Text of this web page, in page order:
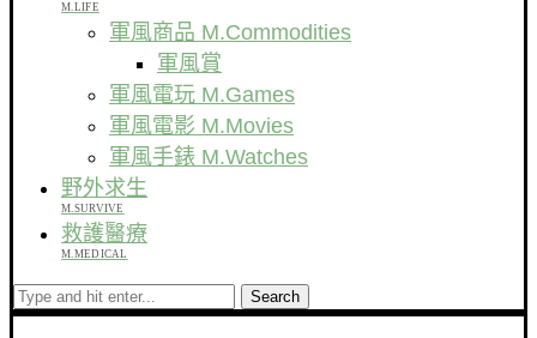
M.LIFE
軍風商品 M.Commodities
軍風賞
軍風電玩 M.Games
軍風電影 M.Movies
軍風手錶 M.Watches
野外求生
M.SURVIVE
救護醫療
M.MEDICAL
Search